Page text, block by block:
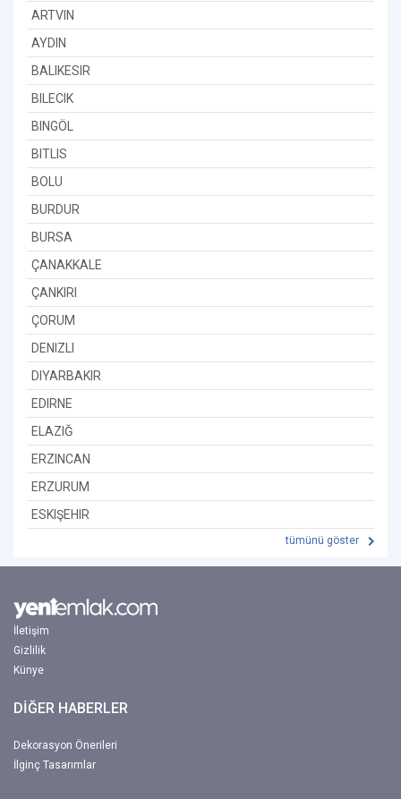
ARTVIN
AYDIN
BALIKESIR
BILECIK
BINGÖL
BITLIS
BOLU
BURDUR
BURSA
ÇANAKKALE
ÇANKIRI
ÇORUM
DENIZLI
DIYARBAKIR
EDIRNE
ELAZIĞ
ERZINCAN
ERZURUM
ESKIŞEHIR
tümünü göster
İletişim
Gizlilik
Künye
DİĞER HABERLER
Dekorasyon Önerileri
İlginç Tasarımlar